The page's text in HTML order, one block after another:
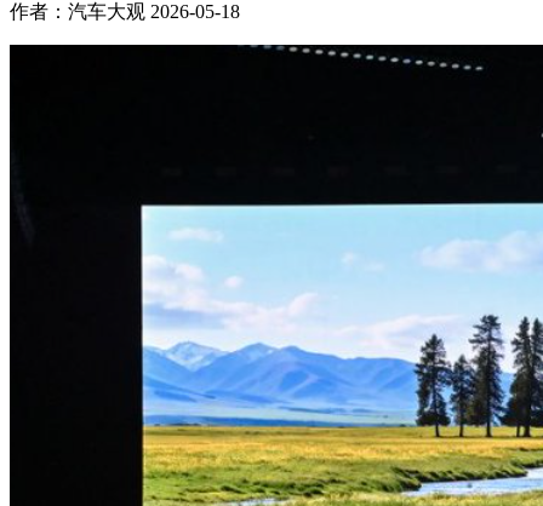
作者：汽车大观 2026-05-18